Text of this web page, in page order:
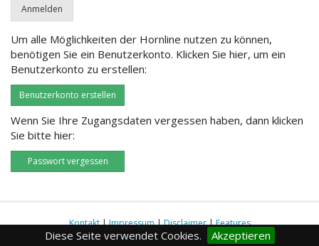
Diese Seite verwendet Cookies. Akzeptieren
Um alle Möglichkeiten der Hornline nutzen zu können,
benötigen Sie ein Benutzerkonto. Klicken Sie hier, um ein
Benutzerkonto zu erstellen:
Benutzerkonto erstellen
Wenn Sie Ihre Zugangsdaten vergessen haben, dann klicken
Sie bitte hier:
Passwort vergessen
Kontakt|Impressum|Disclaimer|Features